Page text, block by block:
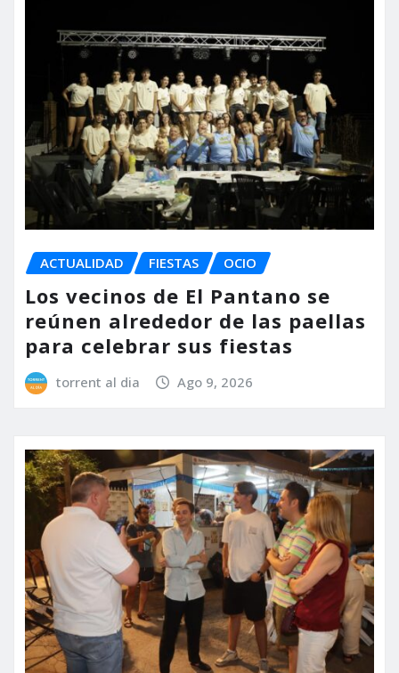
ACTUALIDAD FIESTAS OCIO
Los vecinos de El Pantano se
reúnen alrededor de las paellas
para celebrar sus fiestas
torrent al dia Ago 9, 2026